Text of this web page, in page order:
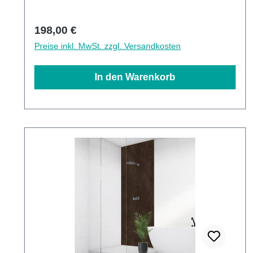
Regulärer Preis:
198,00 €
Preise inkl. MwSt. zzgl. Versandkosten
In den Warenkorb